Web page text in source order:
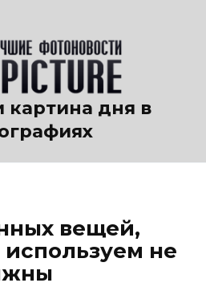
картина дня в
вещей,
не